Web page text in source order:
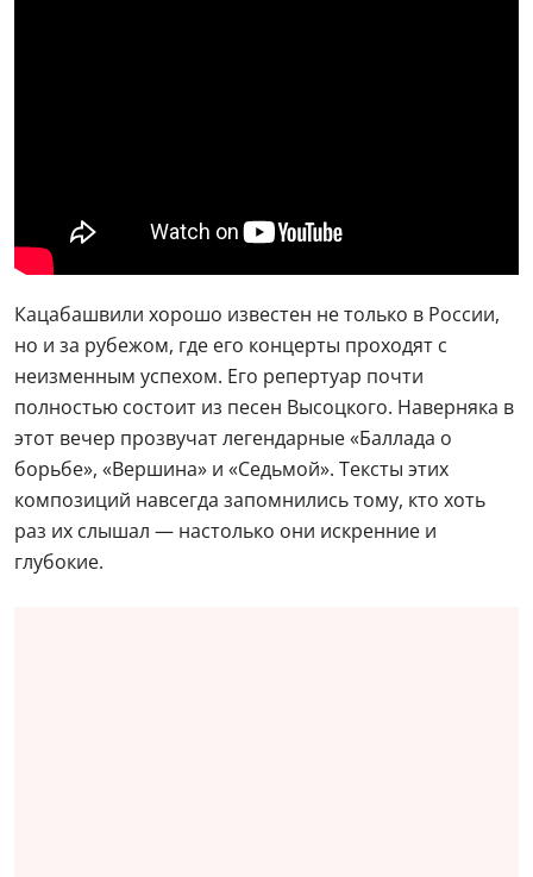
Кацабашвили хорошо известен не только в России,
но и за рубежом, где его концерты проходят с
неизменным успехом. Его репертуар почти
полностью состоит из песен Высоцкого. Наверняка в
этот вечер прозвучат легендарные «Баллада о
борьбе», «Вершина» и «Седьмой». Тексты этих
композиций навсегда запомнились тому, кто хоть
раз их слышал — настолько они искренние и
глубокие.